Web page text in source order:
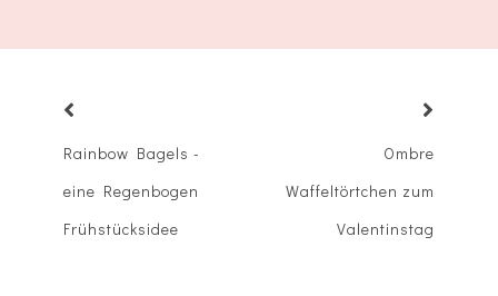
Rainbow Bagels -
eine Regenbogen
Frühstücksidee
Ombre
Waffeltörtchen zum
Valentinstag